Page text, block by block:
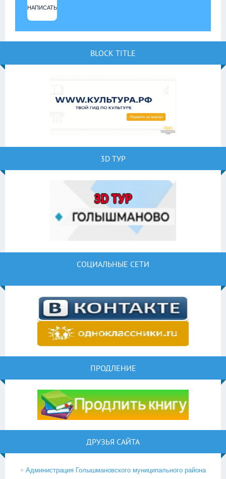
НАПИСАТЬ
BLOCK TITLE
3D ТУР
СОЦИАЛЬНЫЕ СЕТИ
ПРОДЛЕНИЕ
ДРУЗЬЯ САЙТА
Администрация Голышмановского муниципального района